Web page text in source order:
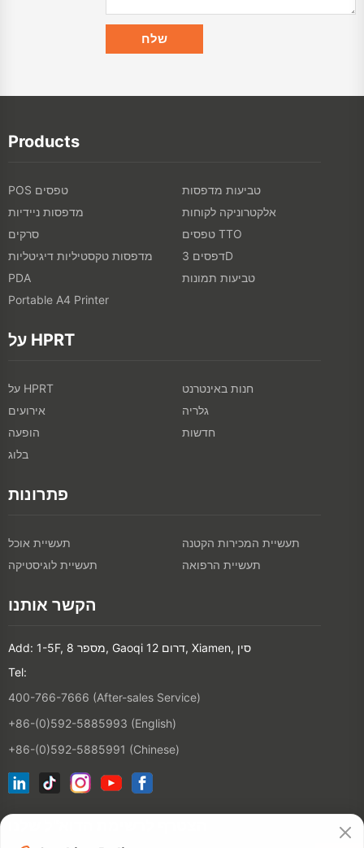
Products
POS טפסים
טביעות מדפסות
מדפסות ניידיות
אלקטרוניקה לקוחות
סרקים
טפסים TTO
מדפסות טקסטיליות דיגיטליות
דפסים 3D
PDA
טביעות תמונות
Portable A4 Printer
על HPRT
על HPRT
חנות באינטרנט
אירועים
גלריה
הופעה
חדשות
בלוג
פתרונות
תעשיית אוכל
תעשיית המכירות הקטנה
תעשיית לוגיסטיקה
תעשיית הרפואה
הקשר אותנו
Add: 1-5F, מספר 8, Gaoqi דרום 12, Xiamen, סין
Tel:
400-766-7666 (After-sales Service)
+86-(0)592-5885993 (English)
+86-(0)592-5885991 (Chinese)